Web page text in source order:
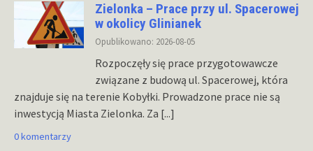
Zielonka – Prace przy ul. Spacerowej
w okolicy Glinianek
Opublikowano: 2026-08-05
Rozpoczęły się prace przygotowawcze
związane z budową ul. Spacerowej, która
znajduje się na terenie Kobyłki. Prowadzone prace nie są
inwestycją Miasta Zielonka. Za [...]
0 komentarzy